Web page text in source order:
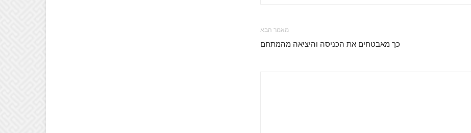
מאמר הבא
כך מאבטחים את הכניסה והיציאה מהמתחם